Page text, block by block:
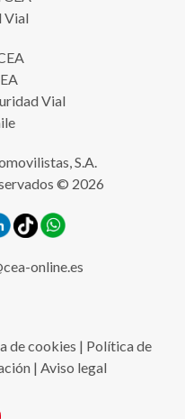
Vial
Vial
S.A.
© 2026
online.es
de cookies | Política de
| Aviso legal